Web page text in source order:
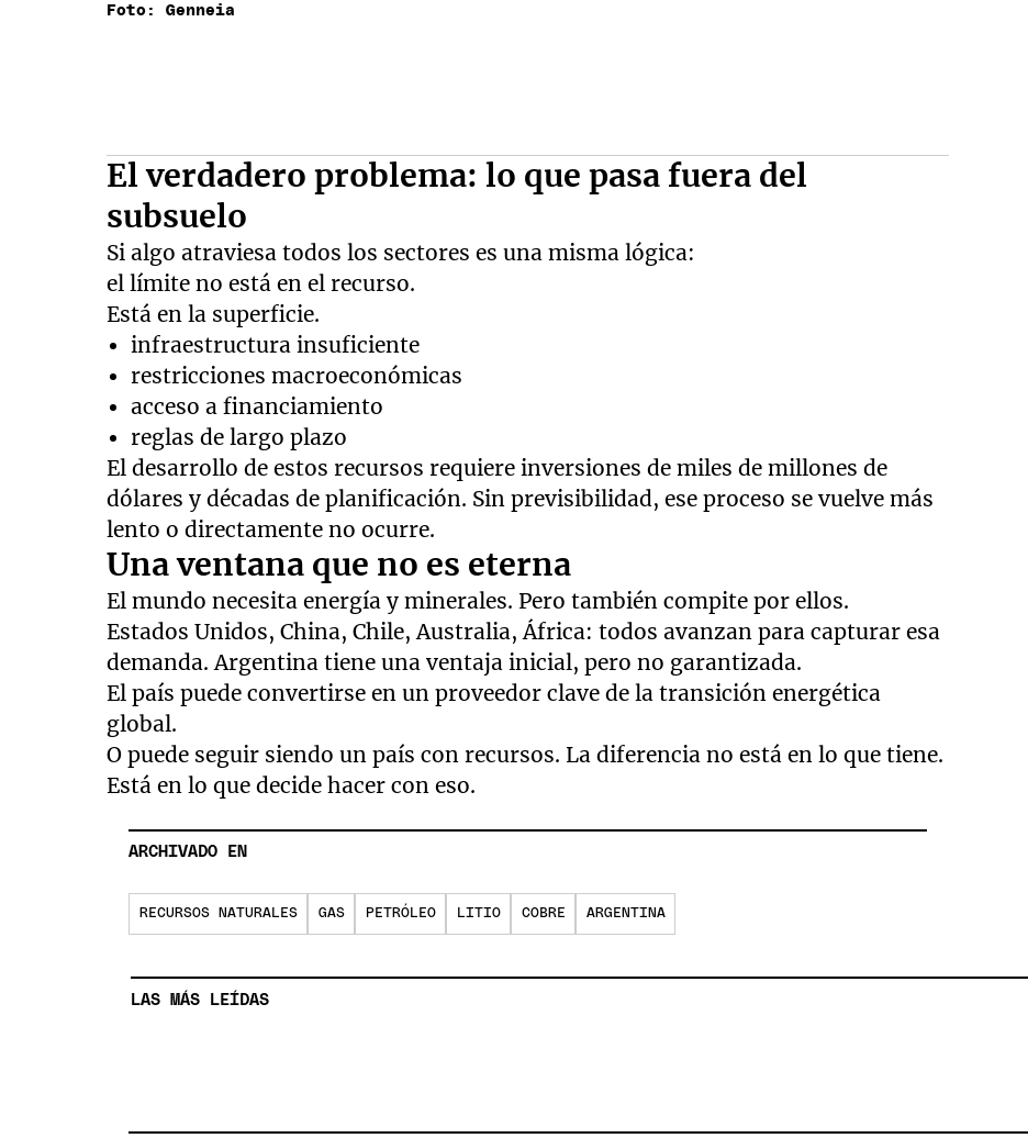
Foto: Genneia
El verdadero problema: lo que pasa fuera del
subsuelo
Si algo atraviesa todos los sectores es una misma lógica:
el límite no está en el recurso.
Está en la superficie.
infraestructura insuficiente
restricciones macroeconómicas
acceso a financiamiento
reglas de largo plazo
El desarrollo de estos recursos requiere inversiones de miles de millones de
dólares y décadas de planificación. Sin previsibilidad, ese proceso se vuelve más
lento o directamente no ocurre.
Una ventana que no es eterna
El mundo necesita energía y minerales. Pero también compite por ellos.
Estados Unidos, China, Chile, Australia, África: todos avanzan para capturar esa
demanda. Argentina tiene una ventaja inicial, pero no garantizada.
El país puede convertirse en un proveedor clave de la transición energética
global.
O puede seguir siendo un país con recursos. La diferencia no está en lo que tiene.
Está en lo que decide hacer con eso.
ARCHIVADO EN
RECURSOS NATURALES GAS PETRÓLEO LITIO COBRE ARGENTINA
LAS MÁS LEÍDAS